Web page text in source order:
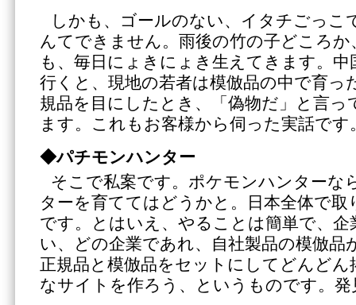
しかも、ゴールのない、イタチごっこ
んてできません。雨後の竹の子どころ
も、毎日にょきにょき生えてきます。
行くと、現地の若者は模倣品の中で育っ
規品を目にしたとき、「偽物だ」と言っ
ます。これもお客様から伺った実話です
◆パチモンハンター
そこで私案です。ポケモンハンターな
ターを育ててはどうかと。日本全体で
です。とはいえ、やることは簡単で、企
い、どの企業であれ、自社製品の模倣品
正規品と模倣品をセットにしてどんどん
なサイトを作ろう、というものです。